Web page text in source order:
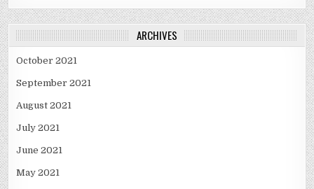
ARCHIVES
October 2021
September 2021
August 2021
July 2021
June 2021
May 2021